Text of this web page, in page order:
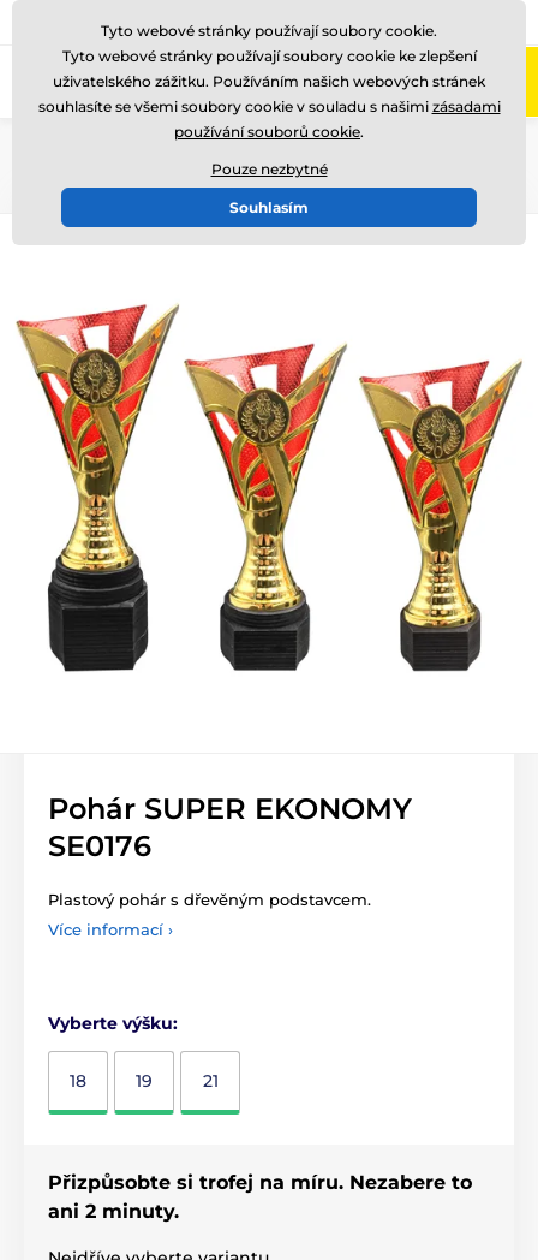
Zavolejte nám (Po-Pá 8-17)
Pohár SUPER EKONOMY
SE0176
Plastový pohár s dřevěným podstavcem.
Více informací ›
Vyberte výšku:
18 19 21
Přizpůsobte si trofej na míru. Nezabere to
ani 2 minuty.
Tyto webové stránky používají soubory cookie.
Tyto webové stránky používají soubory cookie ke zlepšení
uživatelského zážitku. Používáním našich webových stránek
souhlasíte se všemi soubory cookie v souladu s našimi zásadami
používání souborů cookie.
Pouze nezbytné
Souhlasím